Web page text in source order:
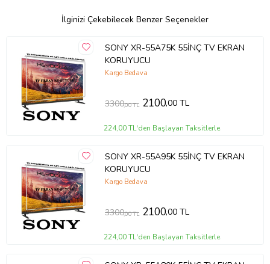
%100 şeffaflığa sahiptir. Televizyon ekranından 10 kat daha
sağlamdır . Cam gibi keskin değildir.Size ve çoçuklarınıza zarar
Ürünümüzü televizyonunuza birebir ölçüde yaptığımız için ve
tamamen şeffaf bir görünüme sahip olduğu için farkedilmez. Nemli
ve yumuşak mikrofiber bez ile kolaylıkla silebilirsiniz . Montajı kolay
ve zahmetsizdir. Servis gerekmemektedir . Ürünümüz özel
ambalajında son derece korunaklı bir şekilde gelmektedir . ''
HEROGLAS EVİNİZDEKİ KAHRAMAN '' Whatsap iletişim hattı :
05533058368
İlginizi Çekebilecek Benzer Seçenekler
SONY XR-55A75K 55İNÇ TV EKRAN
KORUYUCU
Kargo Bedava
3300,00 TL 2100,00 TL
224,00 TL'den Başlayan Taksitlerle
SONY XR-55A95K 55İNÇ TV EKRAN
KORUYUCU
Kargo Bedava
3300,00 TL 2100,00 TL
224,00 TL'den Başlayan Taksitlerle